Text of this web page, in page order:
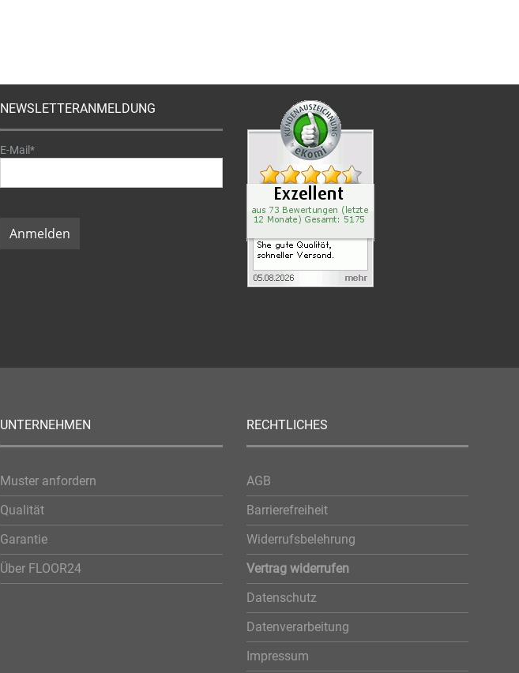
NEWSLETTERANMELDUNG
E-Mail*
Anmelden
UNTERNEHMEN
Muster anfordern
Qualität
Garantie
Über FLOOR24
RECHTLICHES
AGB
Barrierefreiheit
Widerrufsbelehrung
Vertrag widerrufen
Datenschutz
Datenverarbeitung
Impressum